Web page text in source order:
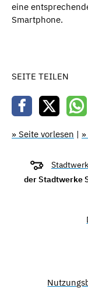
eine
Smartphone.
SEITE TEILEN
» Seite vorlesen |
der Stadtwerke